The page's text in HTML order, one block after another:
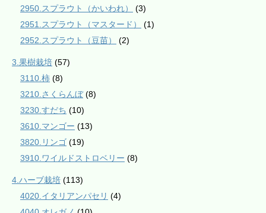
2950.スプラウト（かいわれ）
(3)
2951.スプラウト（マスタード）
(1)
2952.スプラウト（豆苗）
(2)
3.果樹栽培 (57)
3110.柿 (8)
3210.さくらんぼ(8)
3230.すだち (10)
3610.マンゴー (13)
3820.リンゴ (19)
3910.ワイルドストロベリー (8)
4.ハーブ栽培 (113)
4020.イタリアンパセリ (4)